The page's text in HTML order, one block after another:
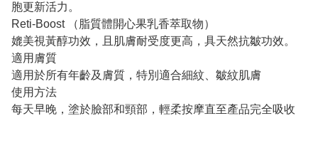
胞更新活力。
Reti-Boost （脂質體開心果乳香萃取物）
媲美視黃醇功效，且肌膚耐受度更高，具天然抗皺功效。
適用膚質
適用於所有年齡及膚質，特別適合細紋、皺紋肌膚
使用方法
每天早晚，塗於臉部和頸部，輕柔按摩直至產品完全吸收